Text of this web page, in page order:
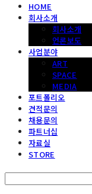
HOME
회사소개
회사소개
언론보도
사업분야
ART
SPACE
MEDIA
포트폴리오
견적문의
채용문의
파트너십
자료실
STORE